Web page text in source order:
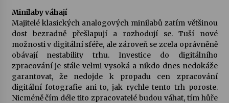
Minilaby váhají
Majitelé klasických analogových minilabů zatím většinou
dost bezradně přešlapují a rozhodují se. Tuší nové
možnosti v digitální sféře, ale zároveň se zcela oprávněně
obávají nestability trhu. Investice do digitálního
zpracování je stále velmi vysoká a nikdo dnes nedokáže
garantovat, že nedojde k propadu cen zpracování
digitální fotografie ani to, jak rychle tento trh poroste.
Nicméně čím déle tito zpracovatelé budou váhat, tím hůře